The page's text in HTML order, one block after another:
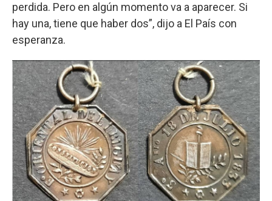
perdida. Pero en algún momento va a aparecer. Si
hay una, tiene que haber dos”, dijo a El País con
esperanza.